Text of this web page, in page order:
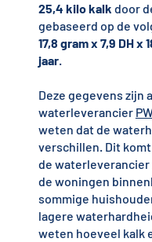
25,4 kilo kalk door
gebaseerd op de
17,8 gram x 7,9 DH x
jaar.
Deze gegevens zijn
waterleverancier
weten dat de
verschillen. Dit
de
de woningen
sommige
lagere
weten hoeveel kalk